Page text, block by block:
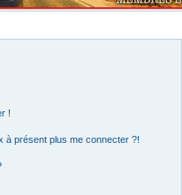
!
à présent plus me connecter ?!